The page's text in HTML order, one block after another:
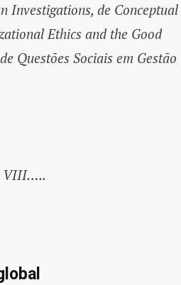
Investigations, de Conceptual
Ethics and the Good
Questões Sociais em Gestão
VIII…..